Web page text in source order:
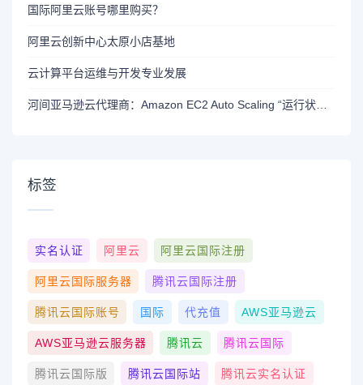
国际阿里云账号哪里购买？
阿里云创新中心太原小店基地
云计算平台运维与开发专业发展
标签
实名认证 阿里云 阿里云国际注册
阿里云国际服务器 腾讯云国际注册
腾讯云国际账号 国际 代充值 AWS亚马逊云
AWS亚马逊云服务器 腾讯云 腾讯云国际
腾讯云国际版 腾讯云国际站 腾讯云实名认证